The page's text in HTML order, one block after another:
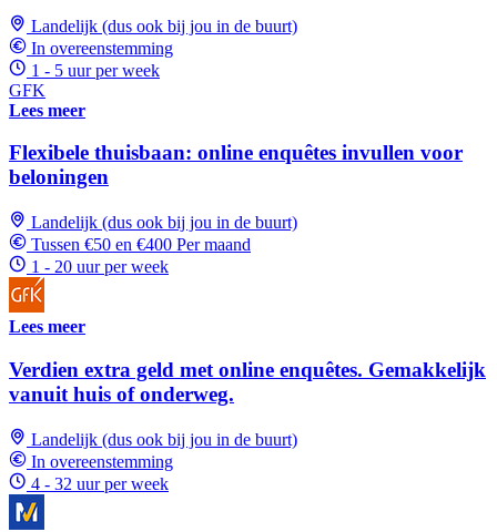
Landelijk (dus ook bij jou in de buurt)
In overeenstemming
1 - 5 uur per week
GFK
Lees meer
Flexibele thuisbaan: online enquêtes invullen voor
beloningen
Landelijk (dus ook bij jou in de buurt)
Tussen €50 en €400 Per maand
1 - 20 uur per week
Lees meer
Verdien extra geld met online enquêtes. Gemakkelijk
vanuit huis of onderweg.
Landelijk (dus ook bij jou in de buurt)
In overeenstemming
4 - 32 uur per week